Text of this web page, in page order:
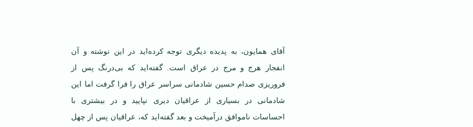
آقای همایون، به پدیده دیگری توجه کرده‌اید در این نوشته و آن
انفجار هرج و مرج در عراق است. گفته‌اید که بی‌درنگ پس از
فروریزی صدام حسین شادمانی سراسر عراق را فرا گرفت اما این
شادمانی در بسیاری از عراقیان دیری نپایید و در بیشتری با
احساسات ناموافق درآمیخت و بعد گفته‌اید که، عراقیان پس از چهل